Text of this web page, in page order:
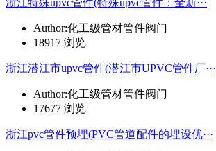
Author:化工级管材管件阀门
18917 浏览
浙江潜江市upvc管件(潜江市UPVC管件厂···
Author:化工级管材管件阀门
17677 浏览
浙江pvc管件预埋(PVC管道配件的埋设优···